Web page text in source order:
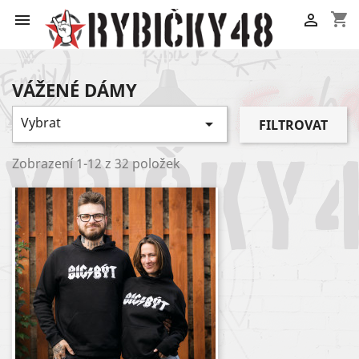
 shopping_cart

VÁŽENÉ DÁMY
Vybrat  FILTROVAT
Zobrazení 1-12 z 32 položek